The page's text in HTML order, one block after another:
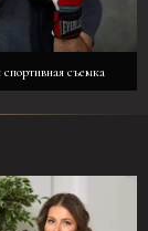
съемка